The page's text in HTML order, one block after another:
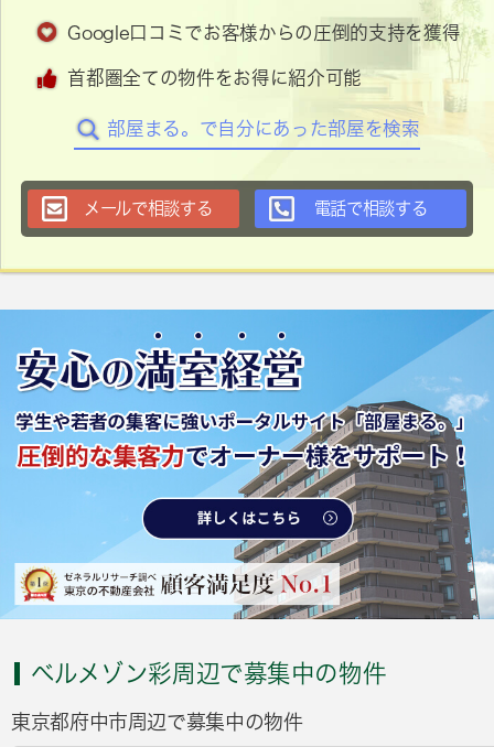
Google口コミでお客様からの圧倒的支持を獲得
首都圏全ての物件をお得に紹介可能
部屋まる。で自分にあった部屋を検索
メールで相談する 電話で相談する
ベルメゾン彩周辺で募集中の物件
東京都府中市周辺で募集中の物件